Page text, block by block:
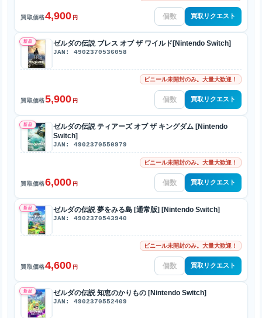
買取価格4,900 円 買取リクエスト
新品 ゼルダの伝説 ブレス オブ ザ ワイルド[Nintendo Switch]
JAN: 4902370536058
ビニール未開封のみ。大量大歓迎！
買取価格5,900 円 買取リクエスト
新品
ゼルダの伝説 ティアーズ オブ ザ キングダム [Nintendo
Switch]
JAN: 4902370550979
ビニール未開封のみ。大量大歓迎！
買取価格6,000 円 買取リクエスト
新品 ゼルダの伝説 夢をみる島 [通常版] [Nintendo Switch]
JAN: 4902370543940
ビニール未開封のみ。大量大歓迎！
買取価格4,600 円 買取リクエスト
新品 ゼルダの伝説 知恵のかりもの [Nintendo Switch]
JAN: 4902370552409